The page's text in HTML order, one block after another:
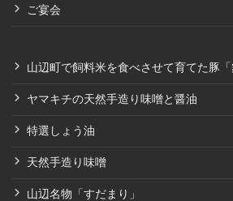
ご宴会
山辺町で飼料米を食べさせて育てた豚「
ヤマキチの天然手造り味噌と醤油
特選しょう油
天然手造り味噌
山辺名物「すだまり」